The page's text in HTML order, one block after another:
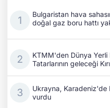
Bulgaristan hava
doğal gaz boru hattı
KTMM'den Dünya Yerli
Tatarlarının geleceği
Ukrayna,
vurdu